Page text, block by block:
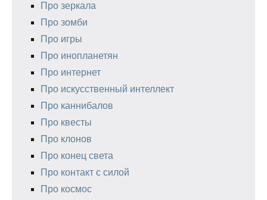
Про зеркала
Про зомби
Про игры
Про инопланетян
Про интернет
Про искусственный интеллект
Про каннибалов
Про квесты
Про клонов
Про конец света
Про контакт с силой
Про космос